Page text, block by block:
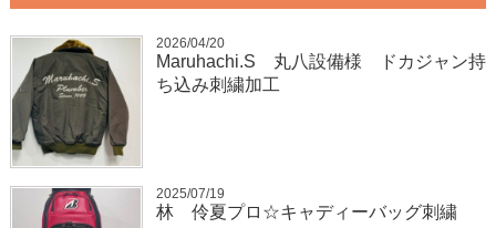
2026/04/20
Maruhachi.S 丸八設備様 ドカジャン持
ち込み刺繍加工
2025/07/19
林 伶夏プロ☆キャディーバッグ刺繍